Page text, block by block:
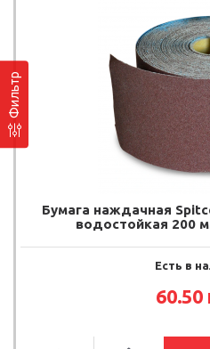
Фильтр
Бумага наждачная
водостойкая 200
Есть в
60.50